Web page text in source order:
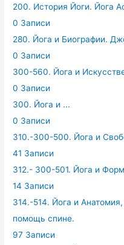
200. История Йоги. Йога
0 Записи
280. Йога и Биографии.
0 Записи
300-560. Йога и
0 Записи
300. Йога и ...
0 Записи
310.-300-500. Йога и
41 Записи
312.- 300-501. Йога и
14 Записи
314.-514. Йога и
помощь спине.
97 Записи